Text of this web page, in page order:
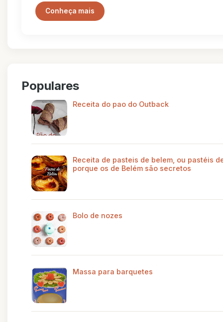
Conheça mais
Populares
Receita do pao do Outback
Receita de pasteis de belem, ou pastéis
porque os de Belém são secretos
Bolo de nozes
Massa para barquetes